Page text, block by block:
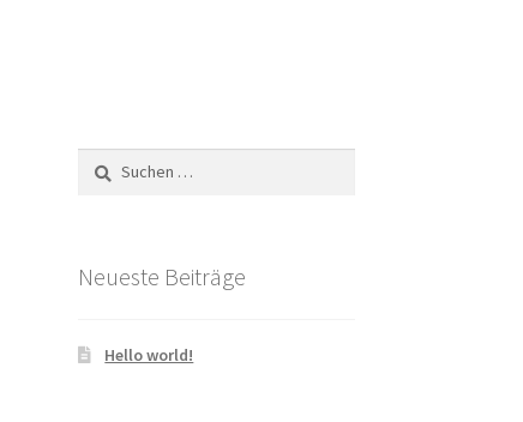
nach:
Neueste Beiträge
Hello world!